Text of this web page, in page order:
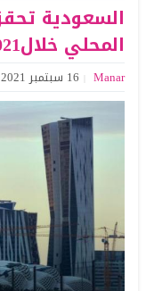
السعودية
المحلي خلال2021 بنسبة 1.8%
Manar 16 سبتمبر 2021